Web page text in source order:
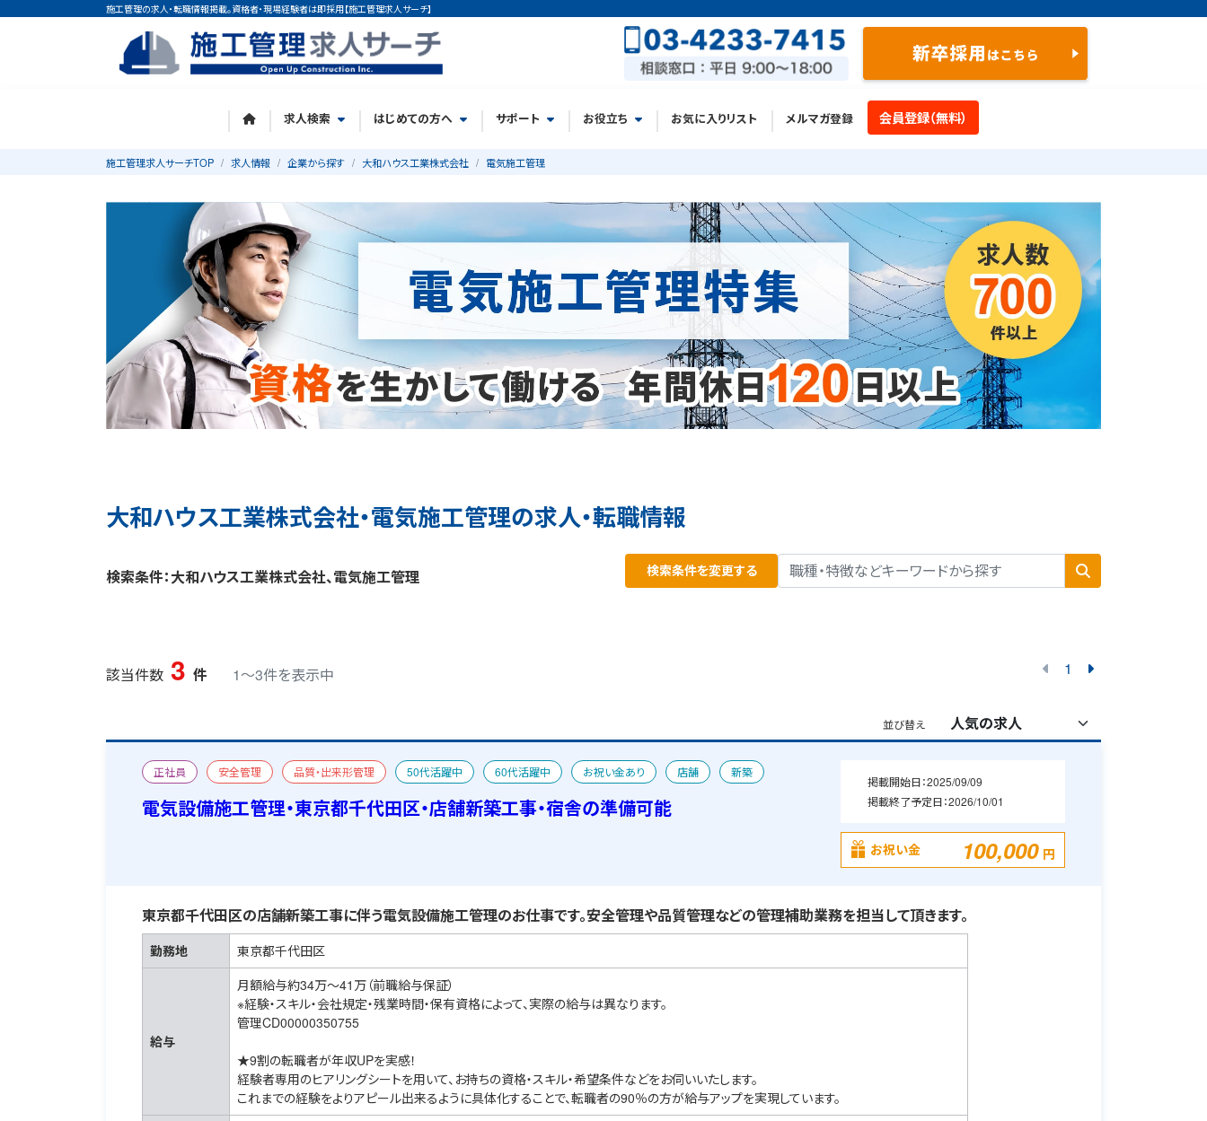
施工管理の求人・転職情報掲載。資格者・現場経験者は即採用【施工管理求人サーチ】
求人検索 はじめての方へ サポート お役立ち お気に入りリスト メルマガ登録 会員登録（無料）
施工管理求人サーチTOP 求人情報 企業から探す 大和ハウス工業株式会社 電気施工管理
大和ハウス工業株式会社・電気施工管理の求人・転職情報
検索条件：大和ハウス工業株式会社、電気施工管理 検索条件を変更する
該当件数 3 件 1〜3件を表示中 1
並び替え
正社員 安全管理 品質・出来形管理 50代活躍中 60代活躍中 お祝い金あり 店舗
新築
おすすめ求人
宿舎あり
電気設備施工管理・東京都千代田区・店舗新築工事・宿舎の準備可能
掲載開始日：2025/09/09
掲載終了予定日：2026/10/01
お祝い金 100,000 円
東京都千代田区の店舗新築工事に伴う電気設備施工管理のお仕事です。安全管理や品質管理などの管理補助業務を担当して頂きます。
勤務地 東京都千代田区
給与
月額給与約34万～41万（前職給与保証）
※経験・スキル・会社規定・残業時間・保有資格によって、実際の給与は異なります。
管理CD00000350755
★9割の転職者が年収UPを実感！
経験者専用のヒアリングシートを用いて、お持ちの資格・スキル・希望条件などをお伺いいたします。
これまでの経験をよりアピール出来るように具体化することで、転職者の90％の方が給与アップを実現しています。